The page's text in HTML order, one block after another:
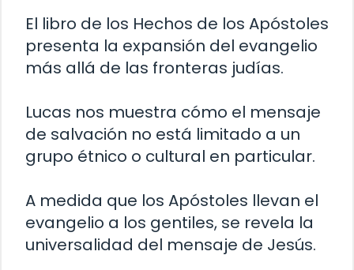
El libro de los Hechos de los Apóstoles
presenta la expansión del evangelio
más allá de las fronteras judías.
Lucas nos muestra cómo el mensaje
de salvación no está limitado a un
grupo étnico o cultural en particular.
A medida que los Apóstoles llevan el
evangelio a los gentiles, se revela la
universalidad del mensaje de Jesús.